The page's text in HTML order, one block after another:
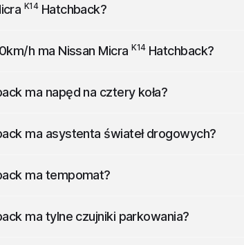
K14Hatchback?
h ma Nissan MicraK14Hatchback?
ma napęd na cztery koła?
ma asystenta świateł drogowych?
ma tempomat?
ma tylne czujniki parkowania?